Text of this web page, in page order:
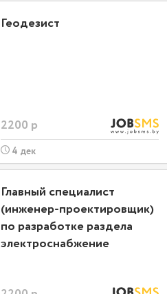
Геодезист
2200 р
4 дек
Главный специалист
(инженер-проектировщик)
по разработке раздела
электроснабжение